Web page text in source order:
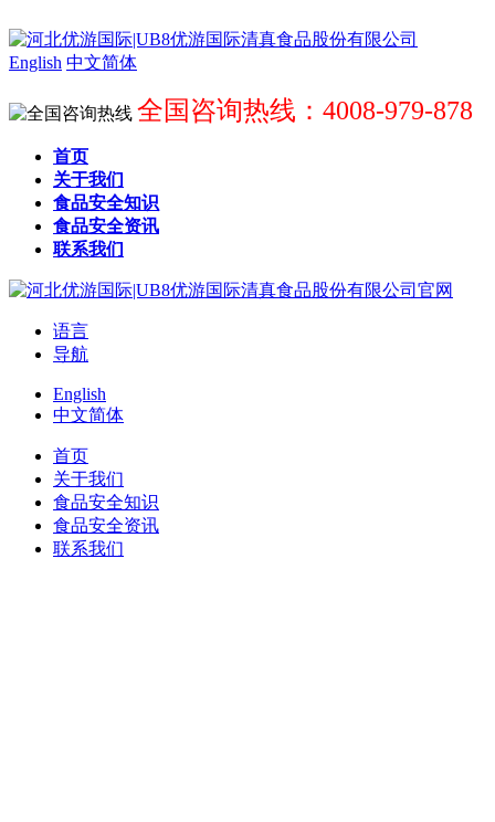
English 中文简体
全国咨询热线：4008-979-878
首页
关于我们
食品安全知识
食品安全资讯
联系我们
语言
导航
English
中文简体
首页
关于我们
食品安全知识
食品安全资讯
联系我们